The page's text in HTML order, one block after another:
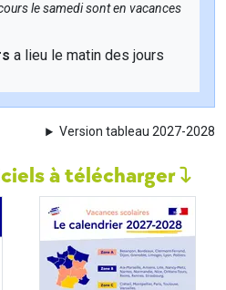
le samedi sont en vacances
a lieu le matin des jours
Version tableau 2027-2028
à télécharger